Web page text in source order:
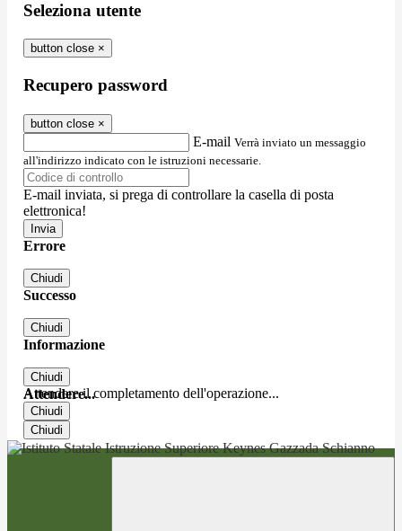
Seleziona utente
button close ×
Recupero password
button close ×
E-mail Verrà inviato un messaggio
all'indirizzo indicato con le istruzioni necessarie.
E-mail inviata, si prega di controllare la casella di posta
elettronica!
Errore
Chiudi
Successo
Chiudi
Informazione
Chiudi
Attendere...
Attendere il completamento dell'operazione...
Chiudi
Chiudi